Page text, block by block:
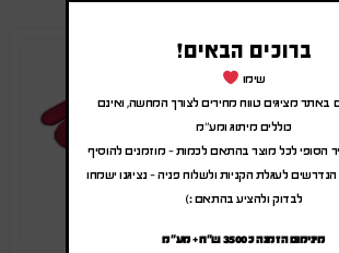
ברוכים הבאים!
שימו
באתר מציגים טווח מחירים לצורך המחשה, ואינם
כוללים מיתוג ומע"מ
הסופי לכל מוצר בהתאם לכמות – מוזמנים להוסיף
לעגלת הקניות ולשלוח פניה – נציגנו ישמחו
לבדוק ולהציע בהתאם :)
מינימום הזמנה כ 3500 ש"ח + מע"מ